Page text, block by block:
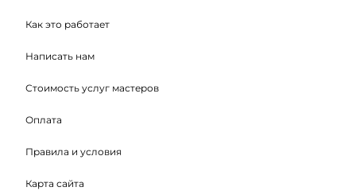
Как это работает
Написать нам
Стоимость услуг мастеров
Оплата
Правила и условия
Карта сайта